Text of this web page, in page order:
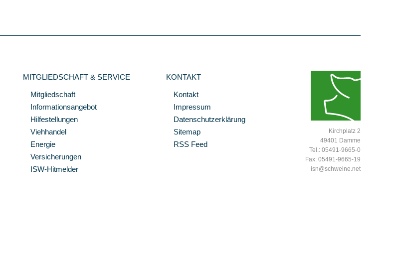
MITGLIEDSCHAFT & SERVICE
Mitgliedschaft
Informationsangebot
Hilfestellungen
Viehhandel
Energie
Versicherungen
ISW-Hitmelder
KONTAKT
Kontakt
Impressum
Datenschutzerklärung
Sitemap
RSS Feed
Kirchplatz 2
49401 Damme
Tel.: 05491-9665-0
Fax: 05491-9665-19
isn@schweine.net